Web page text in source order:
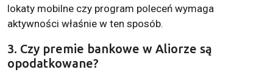
lokaty mobilne czy program poleceń wymaga
aktywności właśnie w ten sposób.
3. Czy premie bankowe w Aliorze są
opodatkowane?